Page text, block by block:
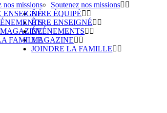
nos missions
ENSEIGNÉ
MAGAZINE
FAMILLE
Soutenez nos missions
ÊTRE ÉQUIPÉ
ÊTRE ENSEIGNÉ
ÉVÉNEMENTS
MAGAZINE
JOINDRE LA FAMILLE